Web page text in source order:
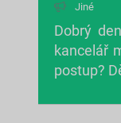
Jiné
Dobrý
kancelář
postup?